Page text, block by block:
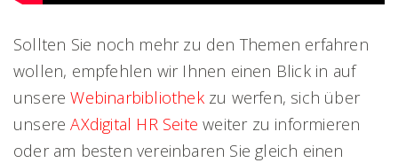
Sollten Sie noch mehr zu den Themen erfahren
wollen, empfehlen wir Ihnen einen Blick in auf
unsereWebinarbibliothekzu werfen, sich über
unsereAXdigital HR Seite weiter zu informieren
oder am besten vereinbaren Sie gleich einen